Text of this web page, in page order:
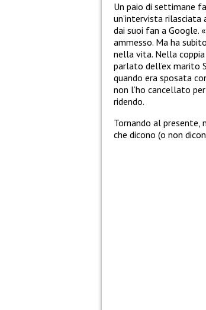
Un paio di settimane
un’intervista
dai suoi fan a Google.
ammesso. Ma ha
nella vita. Nella
parlato dell’ex marito
quando era sposata
non l’ho cancellato
ridendo.
Tornando al presente,
che dicono (o non